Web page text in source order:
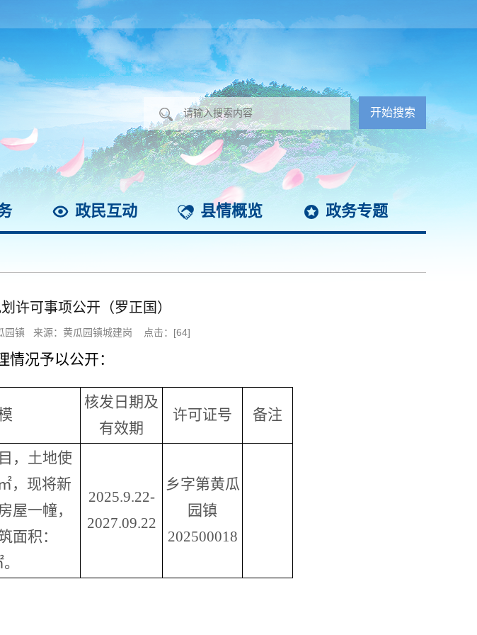
政民互动 县情概览 政务专题
许可事项公开（罗正国）
园镇 来源：黄瓜园镇城建岗 点击：[64]
况予以公开：
核发日期及
有效期
许可证号 备注
，土地使
，现将新
屋一幢，
面积：
2025.9.22-
2027.09.22
乡字第黄瓜
园镇
202500018